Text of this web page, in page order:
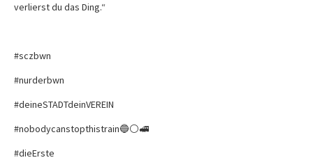
verlierst du das Ding.“
#sczbwn
#nurderbwn
#deineSTADTdeinVEREIN
#nobodycanstopthistrain🔵⚪️🚅
#dieErste